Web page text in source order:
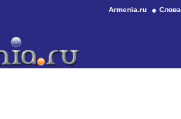
Armenia.ru